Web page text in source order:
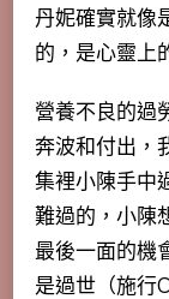
丹妮確實就像
的，是心靈上
營養不良的過
奔波和付出，
集裡小陳手中
難過的，小陳
最後一面的機
是過世（施行